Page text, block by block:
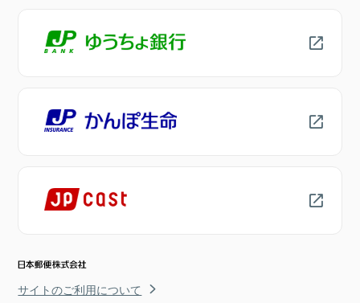
サイトのご利用について